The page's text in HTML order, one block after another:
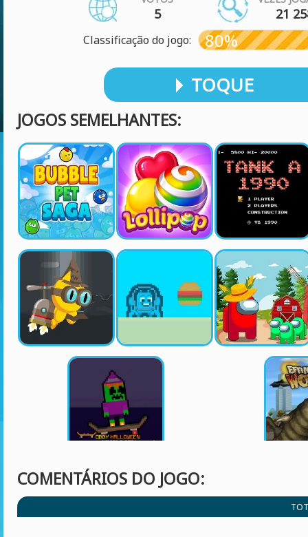
5 21
Classificação do jogo: 80%
TOQUE
JOGOS SEMELHANTES:
COMENTÁRIOS DO JOGO: